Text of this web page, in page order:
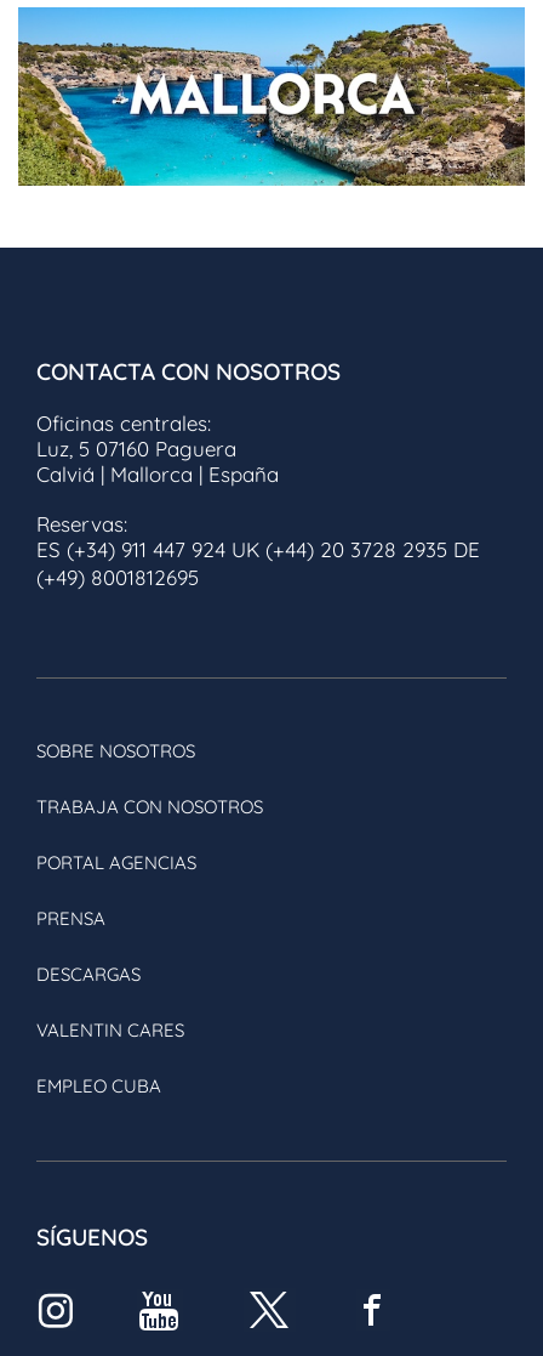
MENORCA
Valentin Son Bou
Valentin Star Menorca
MÉXICO
RIVIERA MAYA
CUBA
Valentin Cayo Cruz
CAYO SANTA MARÍA
Valentin Perla Blanca
Valentin Quinta Avenida
CONTACTA CON NOSOTROS
Oficinas centrales:
Luz, 5 07160 Paguera
Calviá | Mallorca | España
Reservas:
ES (+34) 911 447 924 UK (+44) 20 3728 2935 DE
(+49) 8001812695
SOBRE NOSOTROS
TRABAJA CON NOSOTROS
PORTAL AGENCIAS
PRENSA
DESCARGAS
VALENTIN CARES
EMPLEO CUBA
SÍGUENOS